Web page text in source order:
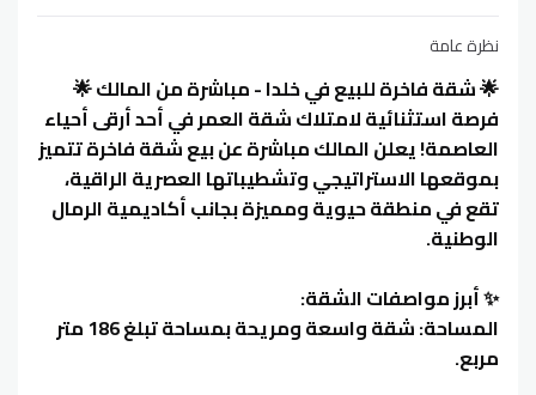
نظرة عامة
🌟 شقة فاخرة للبيع في خلدا - مباشرة من المالك 🌟
فرصة استثنائية لامتلاك شقة العمر في أحد أرقى أحياء
العاصمة! يعلن المالك مباشرة عن بيع شقة فاخرة تتميز
بموقعها الاستراتيجي وتشطيباتها العصرية الراقية،
تقع في منطقة حيوية ومميزة بجانب أكاديمية الرمال
الوطنية.
✨ أبرز مواصفات الشقة:
المساحة: شقة واسعة ومريحة بمساحة تبلغ 186 متر
مربع.